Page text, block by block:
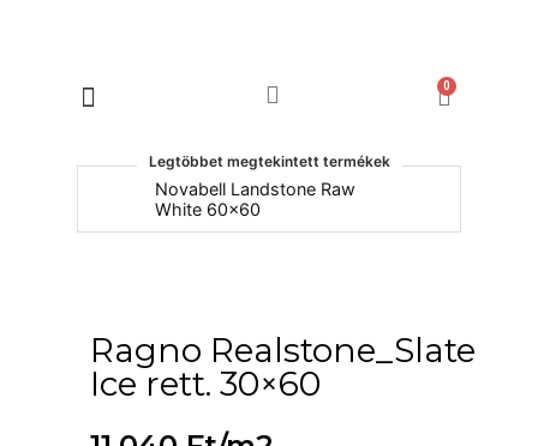
0
Legtöbbet megtekintett termékek
Novabell Landstone Raw
White 60x60
Ragno Realstone_Slate
Ice rett. 30×60